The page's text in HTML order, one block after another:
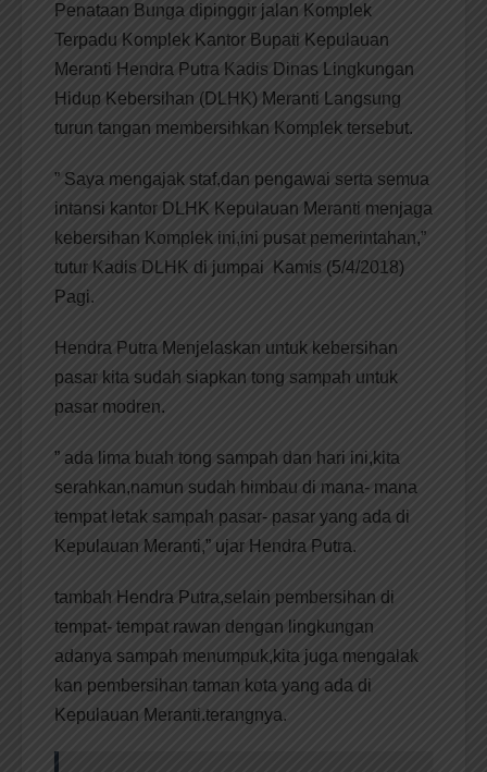
Penataan Bunga dipinggir jalan Komplek
Terpadu Komplek Kantor Bupati Kepulauan
Meranti Hendra Putra Kadis Dinas Lingkungan
Hidup Kebersihan (DLHK) Meranti Langsung
turun tangan membersihkan Komplek tersebut.
” Saya mengajak staf,dan pengawai serta semua
intansi kantor DLHK Kepulauan Meranti menjaga
kebersihan Komplek ini,ini pusat pemerintahan,”
tutur Kadis DLHK di jumpai Kamis (5/4/2018)
Pagi.
Hendra Putra Menjelaskan untuk kebersihan
pasar kita sudah siapkan tong sampah untuk
pasar modren.
” ada lima buah tong sampah dan hari ini,kita
serahkan,namun sudah himbau di mana- mana
tempat letak sampah pasar- pasar yang ada di
Kepulauan Meranti,” ujar Hendra Putra.
tambah Hendra Putra,selain pembersihan di
tempat- tempat rawan dengan lingkungan
adanya sampah menumpuk,kita juga mengalak
kan pembersihan taman kota yang ada di
Kepulauan Meranti.terangnya.